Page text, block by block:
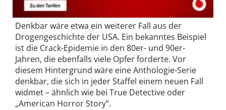
Denkbar wäre etwa ein weiterer Fall aus der
Drogengeschichte der USA. Ein bekanntes Beispiel
ist die Crack-Epidemie in den 80er- und 90er-
Jahren, die ebenfalls viele Opfer forderte. Vor
diesem Hintergrund wäre eine Anthologie-Serie
denkbar, die sich in jeder Staffel einem neuen Fall
widmet – ähnlich wie bei True Detective oder
„American Horror Story”.